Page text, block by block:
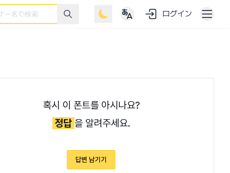
ログイン
혹시 이 폰트를 아시나요?
정답 을 알려주세요.
답변 남기기